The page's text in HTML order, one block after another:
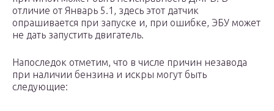
отличие от Январь 5.1, здесь этот датчик
опрашивается при запуске и, при ошибке, ЭБУ может
не дать запустить двигатель.
Напоследок отметим, что в числе причин незавода
при наличии бензина и искры могут быть
следующие: